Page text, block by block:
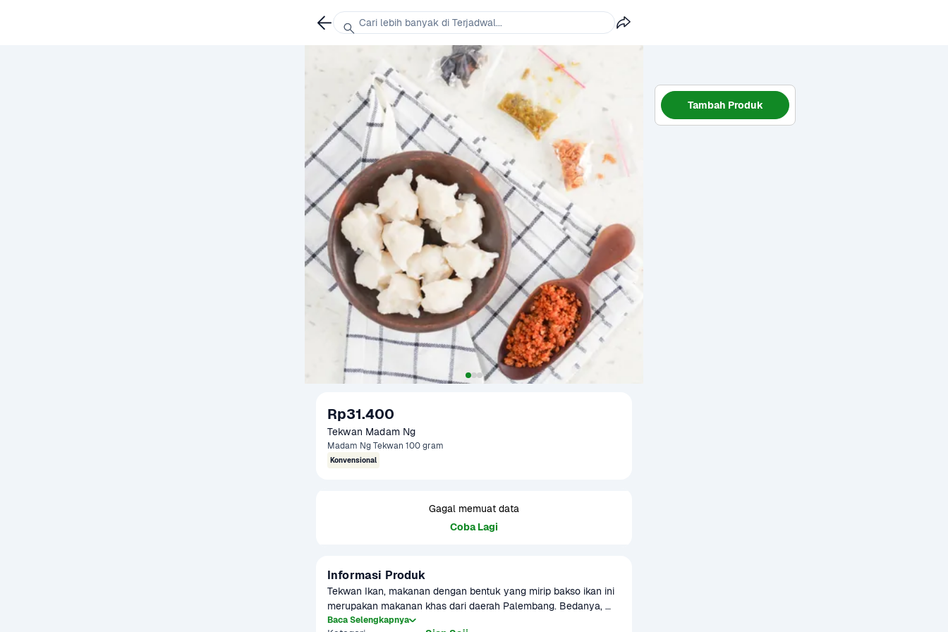
Rp31.400
Tekwan Madam Ng
Madam Ng Tekwan 100 gram
Konvensional
Gagal memuat data
Coba Lagi
Informasi Produk
Tekwan Ikan, makanan dengan bentuk yang mirip bakso ikan ini
merupakan makanan khas dari daerah Palembang. Bedanya,
hidangan tekwan memiliki rasa yang kenyal karena terbuat dari
Baca Selengkapnya
Tambah Produk
Cari lebih banyak di Terjadwal...